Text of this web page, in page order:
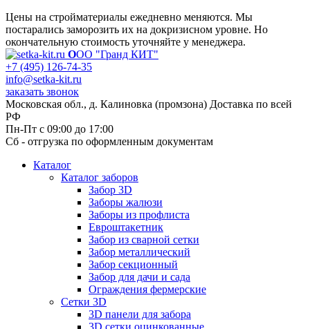
Цены на стройматериалы ежедневно меняются. Мы
постарались заморозить их на докризисном уровне. Но
окончательную стоимость уточняйте у менеджера.
ООО "Гранд КИТ"
+7 (495) 126-74-35
info@setka-kit.ru
заказать звонок
Московская обл., д. Калиновка (промзона) Доставка по всей
РФ
Пн-Пт с 09:00 до 17:00
Сб - отгрузка по оформленным документам
Каталог
Каталог заборов
Забор 3D
Заборы жалюзи
Заборы из профлиста
Евроштакетник
Забор из сварной сетки
Забор металлический
Забор секционный
Забор для дачи и сада
Ограждения фермерские
Сетки 3D
3D панели для забора
3D сетки оцинкованные